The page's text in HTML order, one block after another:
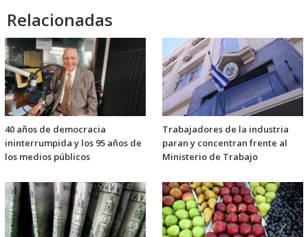
Relacionadas
40 años de democracia
ininterrumpida y los 95 años de
los medios públicos
Trabajadores de la industria
paran y concentran frente al
Ministerio de Trabajo